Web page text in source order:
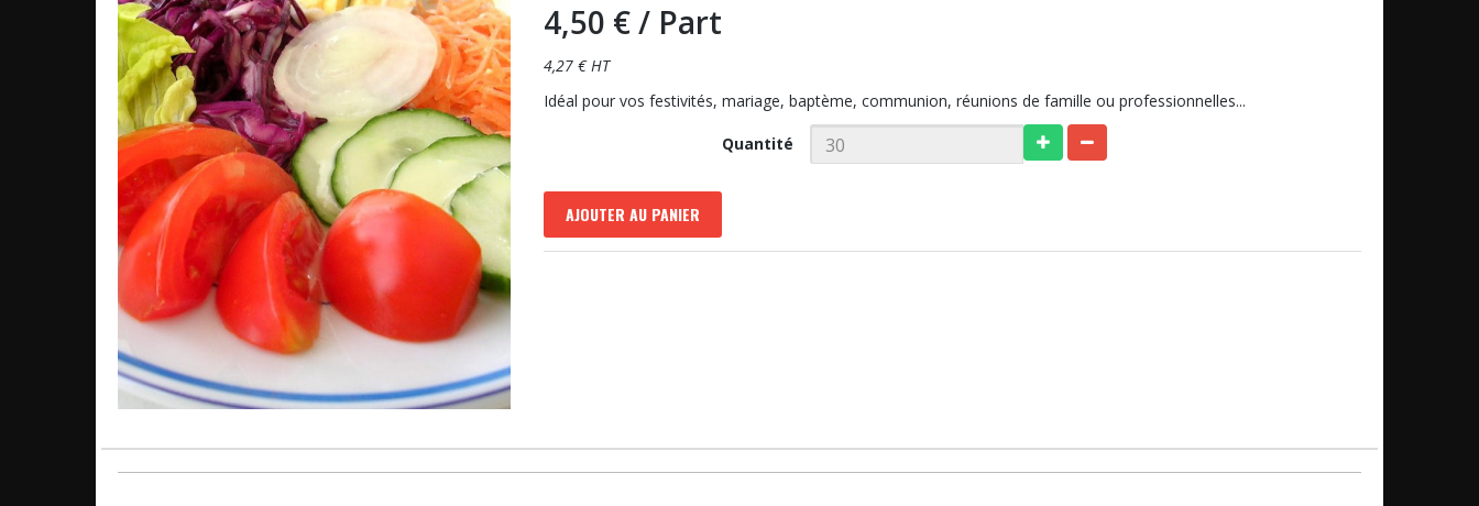
4,50 €/ Part
4,27 € HT
Idéal pour vos festivités, mariage, baptème, communion, réunions de famille ou professionnelles...
Quantité
AJOUTER AU PANIER